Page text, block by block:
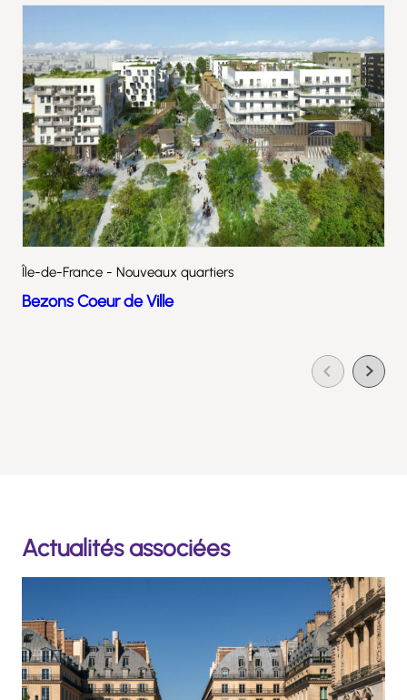
Île-de-France - Nouveaux quartiers
Bezons Coeur de Ville
Actualités associées